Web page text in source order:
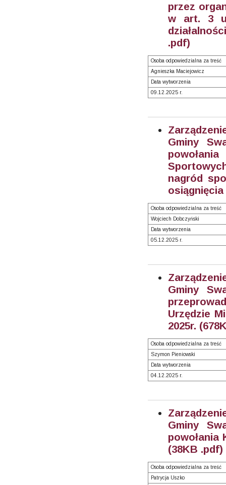
przez
w art. 3
.pdf)
Osoba odpowiedzialna za treść
Agnieszka Maciejowicz
Data wytworzenia
09.12.2025 r.
Gminy
nagród
Osoba odpowiedzialna za treść
Wojciech Dobczyński
Data wytworzenia
05.12.2025 r.
Gminy
Urzędzie
2025r.
Osoba odpowiedzialna za treść
Szymon Pieniowski
Data wytworzenia
04.12.2025 r.
Gminy
powołania
(38KB .pdf)
Osoba odpowiedzialna za treść
Patrycja Uszko